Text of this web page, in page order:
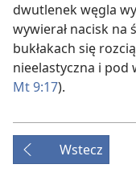
dwutlenek węgla
wywierał nacisk na
bukłakach się
nieelastyczna i pod
Mt 9:17).
Wstecz